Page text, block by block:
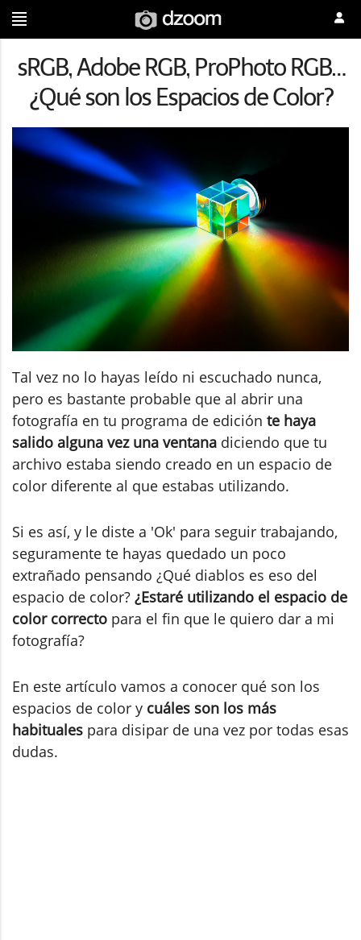
sRGB, Adobe RGB, ProPhoto RGB…
¿Qué son los Espacios de Color?
Tal vez no lo hayas leído ni escuchado nunca,
pero es bastante probable que al abrir una
fotografía en tu programa de edición te haya
salido alguna vez una ventana diciendo que tu
archivo estaba siendo creado en un espacio de
color diferente al que estabas utilizando.
Si es así, y le diste a 'Ok' para seguir trabajando,
seguramente te hayas quedado un poco
extrañado pensando ¿Qué diablos es eso del
espacio de color? ¿Estaré utilizando el espacio de
color correcto para el fin que le quiero dar a mi
fotografía?
En este artículo vamos a conocer qué son los
espacios de color y cuáles son los más
habituales para disipar de una vez por todas esas
dudas.